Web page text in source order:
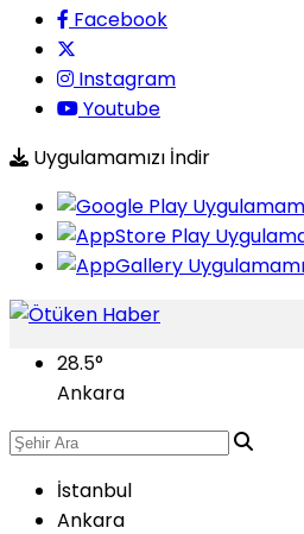
Facebook
Instagram
Youtube
Uygulamamızı İndir
28.5°
Ankara
İstanbul
Ankara